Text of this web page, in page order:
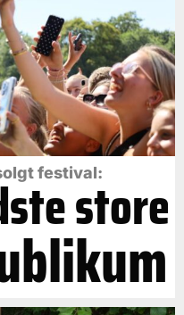
festival:store